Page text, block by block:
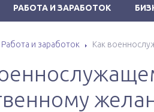
РАБОТА И ЗАРАБОТОК
Работа и заработок Как